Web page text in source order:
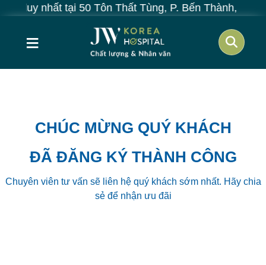
duy nhất tại 50 Tôn Thất Tùng, P. Bến Thành,
≡
CHÚC MỪNG QUÝ KHÁCH
ĐÃ ĐĂNG KÝ THÀNH CÔNG
Chuyên viên tư vấn sẽ liên hệ quý khách sớm nhất. Hãy chia
sẻ để nhận ưu đãi